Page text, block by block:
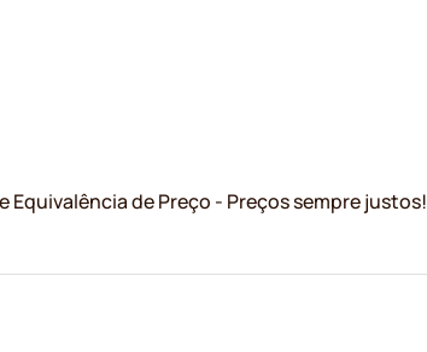
Equivalência de Preço - Preços sempre justos!